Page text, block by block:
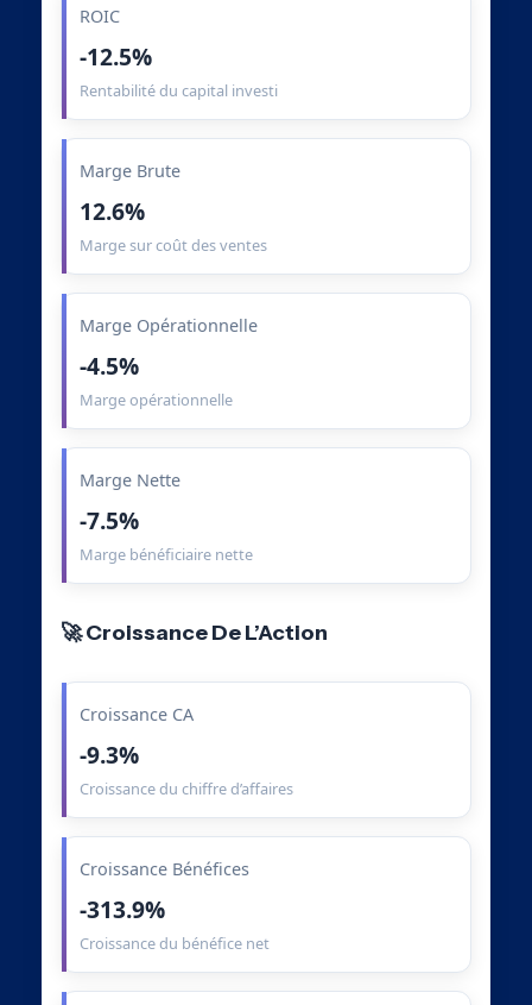
ROIC
-12.5%
Rentabilité du capital investi
Marge Brute
12.6%
Marge sur coût des ventes
Marge Opérationnelle
-4.5%
Marge opérationnelle
Marge Nette
-7.5%
Marge bénéficiaire nette
🚀 Croissance De L’Action
Croissance CA
-9.3%
Croissance du chiffre d’affaires
Croissance Bénéfices
-313.9%
Croissance du bénéfice net